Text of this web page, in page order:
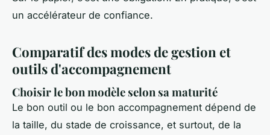
un accélérateur de confiance.
Comparatif des modes de gestion et
outils d'accompagnement
Choisir le bon modèle selon sa maturité
Le bon outil ou le bon accompagnement dépend de
la taille, du stade de croissance, et surtout, de la